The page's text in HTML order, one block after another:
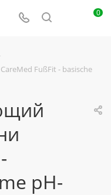
0
FußFit - basische
pH-